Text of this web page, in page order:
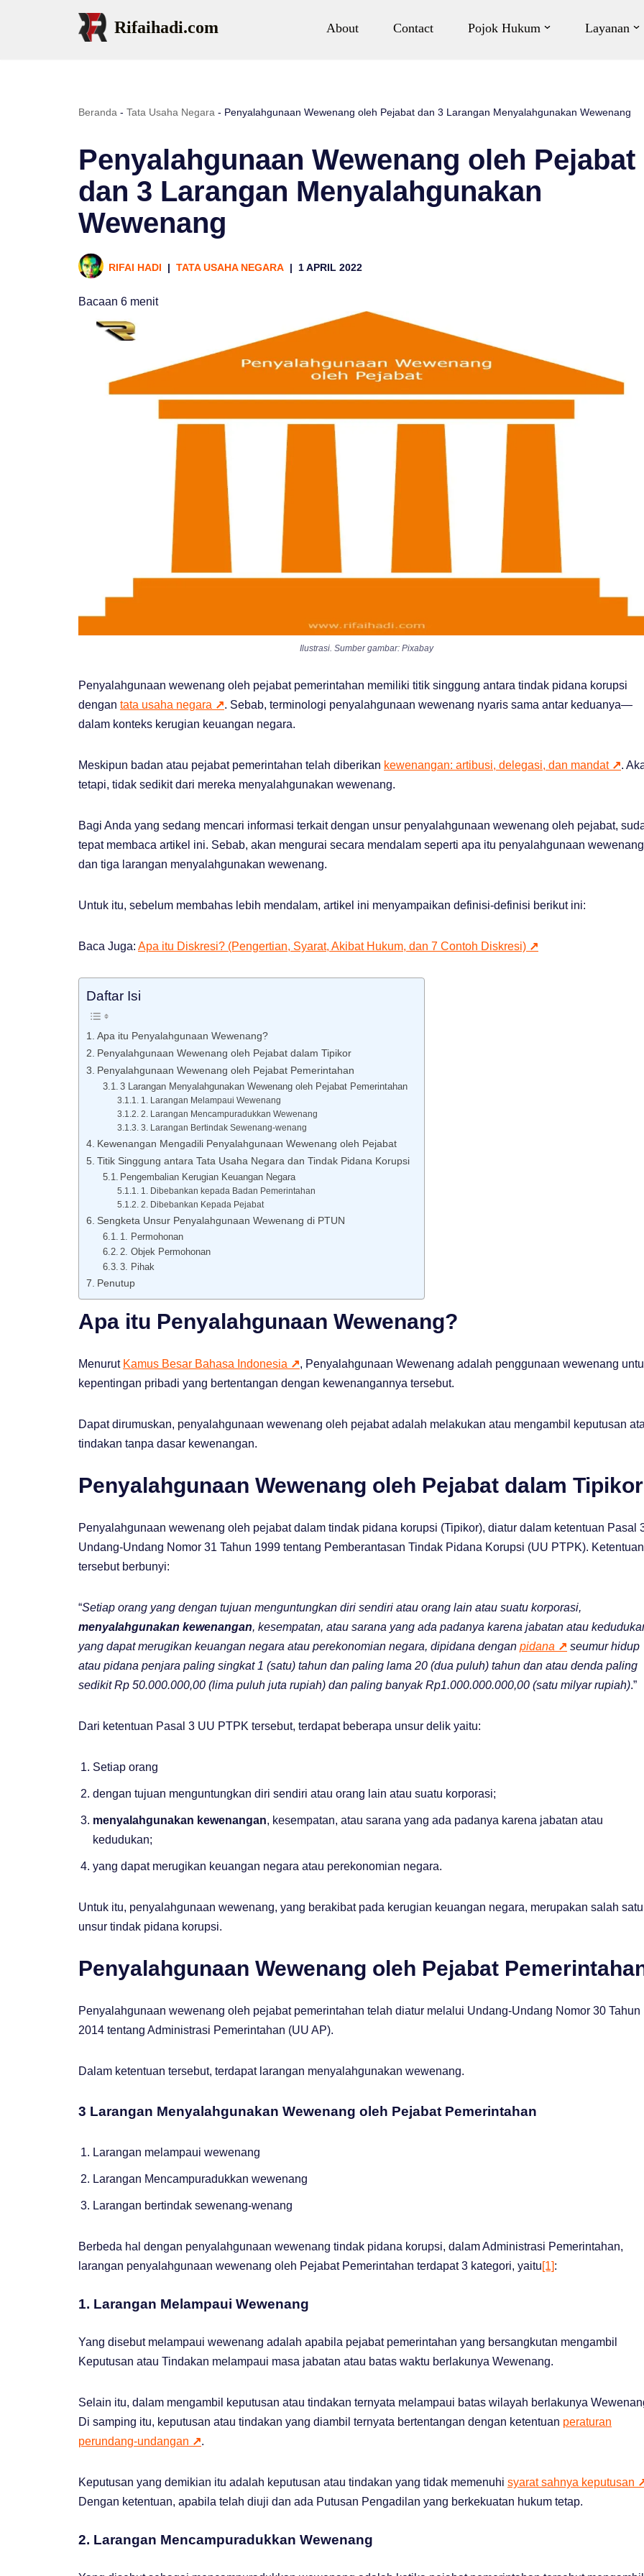
Rifaihadi.com About Contact Pojok Hukum Layanan
Beranda - Tata Usaha Negara - Penyalahgunaan Wewenang oleh Pejabat dan 3 Larangan Menyalahgunakan Wewenang
Penyalahgunaan Wewenang oleh Pejabat
dan 3 Larangan Menyalahgunakan
Wewenang
RIFAI HADI TATA USAHA NEGARA 1 APRIL 2022
Bacaan 6 menit
Ilustrasi. Sumber gambar: Pixabay
Penyalahgunaan wewenang oleh pejabat pemerintahan memiliki titik singgung antara tindak pidana korupsi
dengan tata usaha negara ↗. Sebab, terminologi penyalahgunaan wewenang nyaris sama antar keduanya—
dalam konteks kerugian keuangan negara.
Meskipun badan atau pejabat pemerintahan telah diberikan kewenangan: artibusi, delegasi, dan mandat ↗.
tetapi, tidak sedikit dari mereka menyalahgunakan wewenang.
Bagi Anda yang sedang mencari informasi terkait dengan unsur penyalahgunaan wewenang oleh pejabat,
tepat membaca artikel ini. Sebab, akan mengurai secara mendalam seperti apa itu penyalahgunaan wewenang
dan tiga larangan menyalahgunakan wewenang.
Untuk itu, sebelum membahas lebih mendalam, artikel ini menyampaikan definisi-definisi berikut ini:
Baca Juga: Apa itu Diskresi? (Pengertian, Syarat, Akibat Hukum, dan 7 Contoh Diskresi) ↗
Daftar Isi
Apa itu Penyalahgunaan Wewenang?
Penyalahgunaan Wewenang oleh Pejabat dalam Tipikor
Penyalahgunaan Wewenang oleh Pejabat Pemerintahan
3 Larangan Menyalahgunakan Wewenang oleh Pejabat Pemerintahan
1. Larangan Melampaui Wewenang
2. Larangan Mencampuradukkan Wewenang
3. Larangan Bertindak Sewenang-wenang
Kewenangan Mengadili Penyalahgunaan Wewenang oleh Pejabat
Titik Singgung antara Tata Usaha Negara dan Tindak Pidana Korupsi
Pengembalian Kerugian Keuangan Negara
1. Dibebankan kepada Badan Pemerintahan
2. Dibebankan Kepada Pejabat
Sengketa Unsur Penyalahgunaan Wewenang di PTUN
1. Permohonan
2. Objek Permohonan
3. Pihak
Penutup
Apa itu Penyalahgunaan Wewenang?
Menurut Kamus Besar Bahasa Indonesia ↗, Penyalahgunaan Wewenang adalah penggunaan wewenang
kepentingan pribadi yang bertentangan dengan kewenangannya tersebut.
Dapat dirumuskan, penyalahgunaan wewenang oleh pejabat adalah melakukan atau mengambil keputusan
tindakan tanpa dasar kewenangan.
Penyalahgunaan Wewenang oleh Pejabat dalam Tipikor
Penyalahgunaan wewenang oleh pejabat dalam tindak pidana korupsi (Tipikor), diatur dalam ketentuan Pasal
Undang-Undang Nomor 31 Tahun 1999 tentang Pemberantasan Tindak Pidana Korupsi (UU PTPK). Ketentuan
tersebut berbunyi:
“Setiap orang yang dengan tujuan menguntungkan diri sendiri atau orang lain atau suatu korporasi,
menyalahgunakan kewenangan, kesempatan, atau sarana yang ada padanya karena jabatan atau
yang dapat merugikan keuangan negara atau perekonomian negara, dipidana dengan pidana ↗ seumur hidup
atau pidana penjara paling singkat 1 (satu) tahun dan paling lama 20 (dua puluh) tahun dan atau denda paling
sedikit Rp 50.000.000,00 (lima puluh juta rupiah) dan paling banyak Rp1.000.000.000,00 (satu milyar rupiah).”
Dari ketentuan Pasal 3 UU PTPK tersebut, terdapat beberapa unsur delik yaitu:
Setiap orang
dengan tujuan menguntungkan diri sendiri atau orang lain atau suatu korporasi;
menyalahgunakan kewenangan, kesempatan, atau sarana yang ada padanya karena jabatan atau
kedudukan;
yang dapat merugikan keuangan negara atau perekonomian negara.
Untuk itu, penyalahgunaan wewenang, yang berakibat pada kerugian keuangan negara, merupakan salah satu
unsur tindak pidana korupsi.
Penyalahgunaan Wewenang oleh Pejabat
Penyalahgunaan wewenang oleh pejabat pemerintahan telah diatur melalui Undang-Undang Nomor 30 Tahun
2014 tentang Administrasi Pemerintahan (UU AP).
Dalam ketentuan tersebut, terdapat larangan menyalahgunakan wewenang.
3 Larangan Menyalahgunakan Wewenang oleh Pejabat Pemerintahan
Larangan melampaui wewenang
Larangan Mencampuradukkan wewenang
Larangan bertindak sewenang-wenang
Berbeda hal dengan penyalahgunaan wewenang tindak pidana korupsi, dalam Administrasi Pemerintahan,
larangan penyalahgunaan wewenang oleh Pejabat Pemerintahan terdapat 3 kategori, yaitu[1]:
1. Larangan Melampaui Wewenang
Yang disebut melampaui wewenang adalah apabila pejabat pemerintahan yang bersangkutan mengambil
Keputusan atau Tindakan melampaui masa jabatan atau batas waktu berlakunya Wewenang.
Selain itu, dalam mengambil keputusan atau tindakan ternyata melampaui batas wilayah berlakunya
Di samping itu, keputusan atau tindakan yang diambil ternyata bertentangan dengan ketentuan peraturan
perundang-undangan ↗.
Keputusan yang demikian itu adalah keputusan atau tindakan yang tidak memenuhi syarat sahnya keputusan
Dengan ketentuan, apabila telah diuji dan ada Putusan Pengadilan yang berkekuatan hukum tetap.
2. Larangan Mencampuradukkan Wewenang